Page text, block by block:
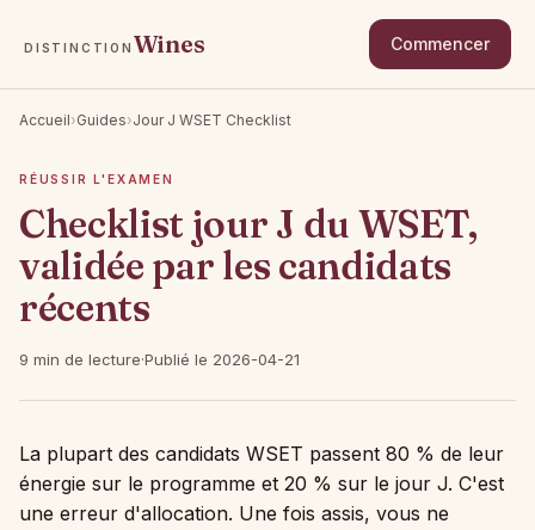
DISTINCTION Wines Commencer
Accueil›Guides›Jour J WSET Checklist
RÉUSSIR L'EXAMEN
Checklist jour J du WSET,
validée par les candidats
récents
9 min de lecture·Publié le 2026-04-21
La plupart des candidats WSET passent 80 % de leur
énergie sur le programme et 20 % sur le jour J. C'est
une erreur d'allocation. Une fois assis, vous ne